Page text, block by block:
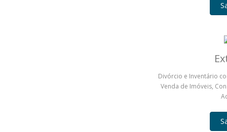
Divórcio e Inventário
Venda de Imóveis,